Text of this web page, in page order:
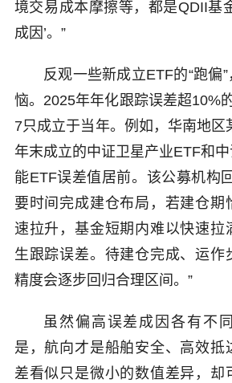
境交易成本摩擦等，都是QDII基
成因’。”
反观一些新成立ETF的“跑偏
恼。2025年年化跟踪误差超10%
7只成立于当年。例如，华南地区
年末成立的中证卫星产业ETF和
能ETF误差值居前。该公募机构
要时间完成建仓布局，若建仓期
速拉升，基金短期内难以快速拉
生跟踪误差。待建仓完成、运作
精度会逐步回归合理区间。”
虽然偏高误差成因各有不
是，航向才是船舶安全、高效抵
差看似只是微小的数值差异，却